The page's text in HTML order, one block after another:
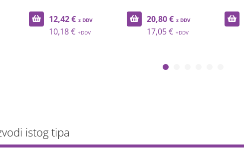
12,42 €
10,18 €
20,80 €
17,05 €
istog tipa